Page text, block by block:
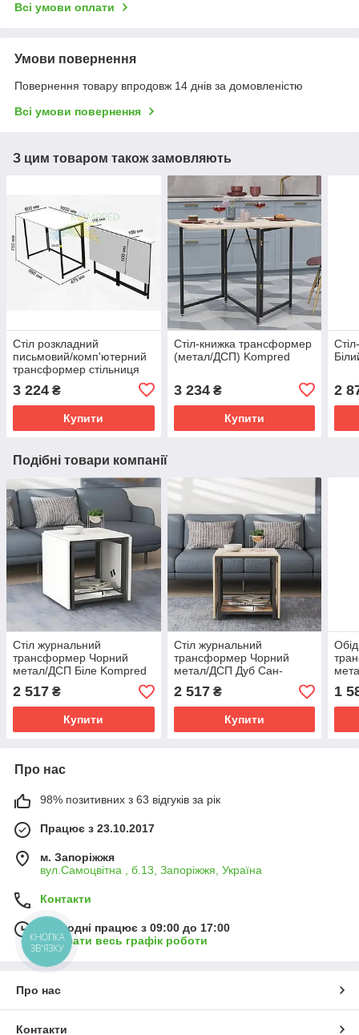
Всі умови оплати
Умови повернення
Повернення товару впродовж 14 днів за домовленістю
Всі умови повернення
З цим товаром також замовляють
Стіл розкладний
письмовий/комп'ютерний
трансформер стільниця
1000х600х750мм Kompred
OL818/1
3 224 ₴
Купити
Стіл-книжка трансформер
(метал/ДСП) Kompred
3 234₴
Купити
2
Подібні товари компанії
Стіл журнальний
трансформер Чорний
метал/ДСП Біле Kompred
2 517 ₴
Купити
Стіл журнальний
трансформер Чорний
метал/ДСП Дуб Сан-
Марино Kompred
2 517₴
Купити
1
Про нас
98% позитивних з 63 відгуків за рік
Працює з 23.10.2017
м. Запоріжжя
вул.Самоцвітна , б.13, Запоріжжя, Україна
Контакти
Сьогодні працює з 09:00 до 17:00
Показати весь графік роботи
Про нас
Контакти
КНОПКА
ЗВ'ЯЗКУ